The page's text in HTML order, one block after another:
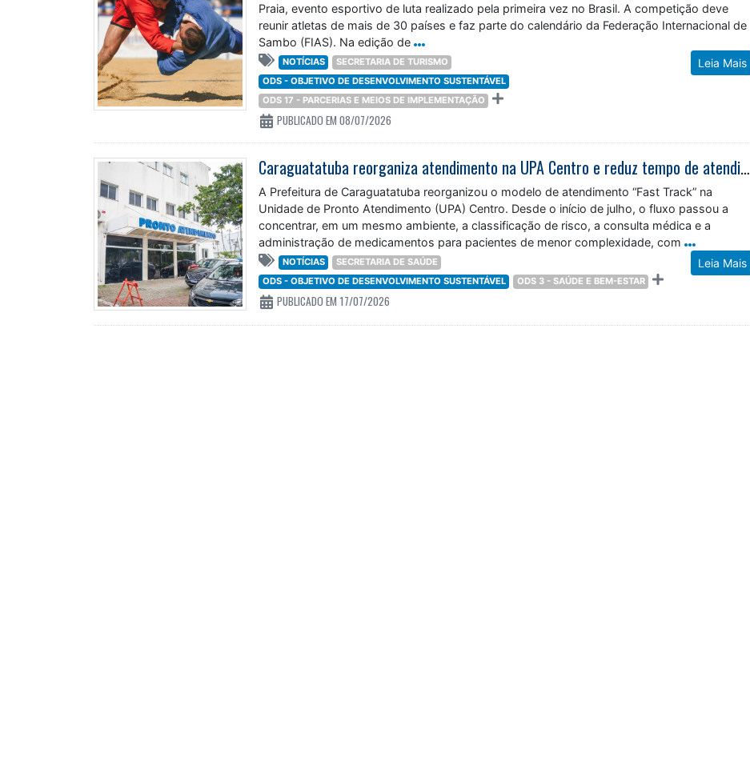
Praia, evento esportivo de luta realizado pela primeira vez no Brasil. A competição deve
reunir atletas de mais de 30 países e faz parte do calendário da Federação Internacional de
Sambo (FIAS). Na edição de
Leia Mais
NOTÍCIAS
SECRETARIA DE TURISMO
ODS - OBJETIVO DE DESENVOLVIMENTO SUSTENTÁVEL
ODS 17 - PARCERIAS E MEIOS DE IMPLEMENTAÇÃO
PUBLICADO EM 08/07/2026
Caraguatatuba reorganiza atendimento na UPA Centro e reduz tempo de atendimento de pacientes da baixa complexidade
A Prefeitura de Caraguatatuba reorganizou o modelo de atendimento “Fast Track” na
Unidade de Pronto Atendimento (UPA) Centro. Desde o início de julho, o fluxo passou a
concentrar, em um mesmo ambiente, a classificação de risco, a consulta médica e a
administração de medicamentos para pacientes de menor complexidade, com
Leia Mais
NOTÍCIAS
SECRETARIA DE SAÚDE
ODS - OBJETIVO DE DESENVOLVIMENTO SUSTENTÁVEL
ODS 3 - SAÚDE E BEM-ESTAR
PUBLICADO EM 17/07/2026